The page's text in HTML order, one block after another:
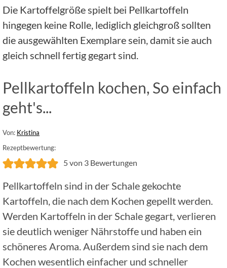
Die Kartoffelgröße spielt bei Pellkartoffeln
hingegen keine Rolle, lediglich gleichgroß sollten
die ausgewählten Exemplare sein, damit sie auch
gleich schnell fertig gegart sind.
Pellkartoffeln kochen, So einfach
geht's...
Von: Kristina
Rezeptbewertung:
5von 3 Bewertungen
Pellkartoffeln sind in der Schale gekochte
Kartoffeln, die nach dem Kochen gepellt werden.
Werden Kartoffeln in der Schale gegart, verlieren
sie deutlich weniger Nährstoffe und haben ein
schöneres Aroma. Außerdem sind sie nach dem
Kochen wesentlich einfacher und schneller